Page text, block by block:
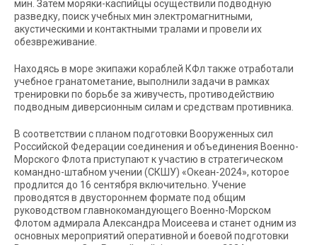
мин. Затем моряки-каспийцы осуществили подводную
разведку, поиск учебных мин электромагнитными,
акустическими и контактными тралами и провели их
обезвреживание.
Находясь в море экипажи кораблей КФл также отработали
учебное гранатометание, выполнили задачи в рамках
тренировки по борьбе за живучесть, противодействию
подводным диверсионным силам и средствам противника.
В соответствии с планом подготовки Вооруженных сил
Российской Федерации соединения и объединения Военно-
Морского Флота приступают к участию в стратегическом
командно-штабном учении (СКШУ) «Океан-2024», которое
продлится до 16 сентября включительно. Учение
проводятся в двустороннем формате под общим
руководством главнокомандующего Военно-Морском
Флотом адмирала Александра Моисеева и станет одним из
основных мероприятий оперативной и боевой подготовки